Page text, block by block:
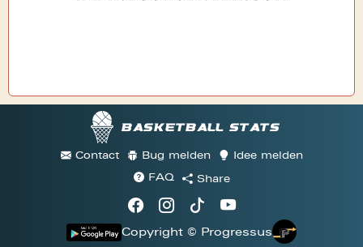
Basketball stats
Contact Bug melden
Idee melden
FAQ
Share
Copyright © Progressus